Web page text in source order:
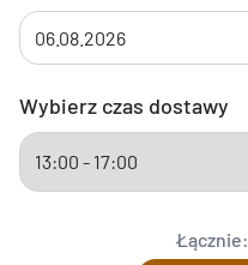
Wybierz czas dostawy
Łącznie: